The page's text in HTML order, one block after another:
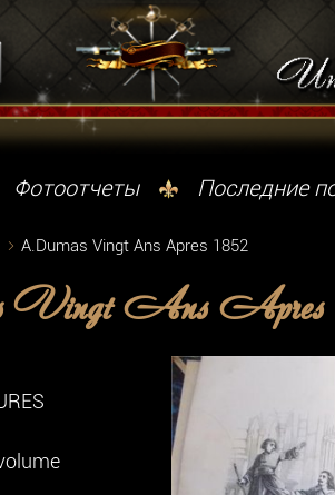
Фотоотчеты Последние
A.Dumas Vingt Ans Apres 1852
Ans Apres